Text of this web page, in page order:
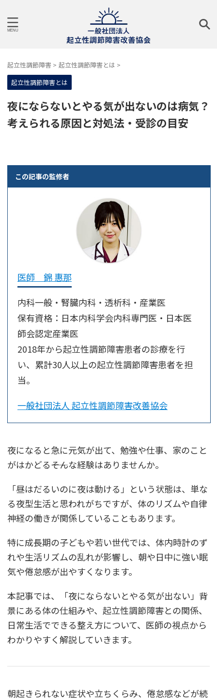
起立性調節障害 > 起立性調節障害とは >
起立性調節障害とは
夜にならないとやる気が出ないのは病気？
考えられる原因と対処法・受診の目安
この記事の監修者
医師 錦 惠那
内科一般・腎臓内科・透析科・産業医
保有資格：日本内科学会内科専門医・日本医
師会認定産業医
2018年から起立性調節障害患者の診療を行
い、累計30人以上の起立性調節障害患者を担
当。
一般社団法人 起立性調節障害改善協会
夜になると急に元気が出て、勉強や仕事、家のこと
がはかどる――そんな経験はありませんか。
「昼はだるいのに夜は動ける」という状態は、単な
る夜型生活と思われがちですが、体のリズムや自律
神経の働きが関係していることもあります。
特に成長期の子どもや若い世代では、体内時計のず
れや生活リズムの乱れが影響し、朝や日中に強い眠
気や倦怠感が出やすくなります。
本記事では、「夜にならないとやる気が出ない」背
景にある体の仕組みや、起立性調節障害との関係、
日常生活でできる整え方について、医師の視点から
わかりやすく解説していきます。
朝起きられない症状や立ちくらみ、倦怠感などが続